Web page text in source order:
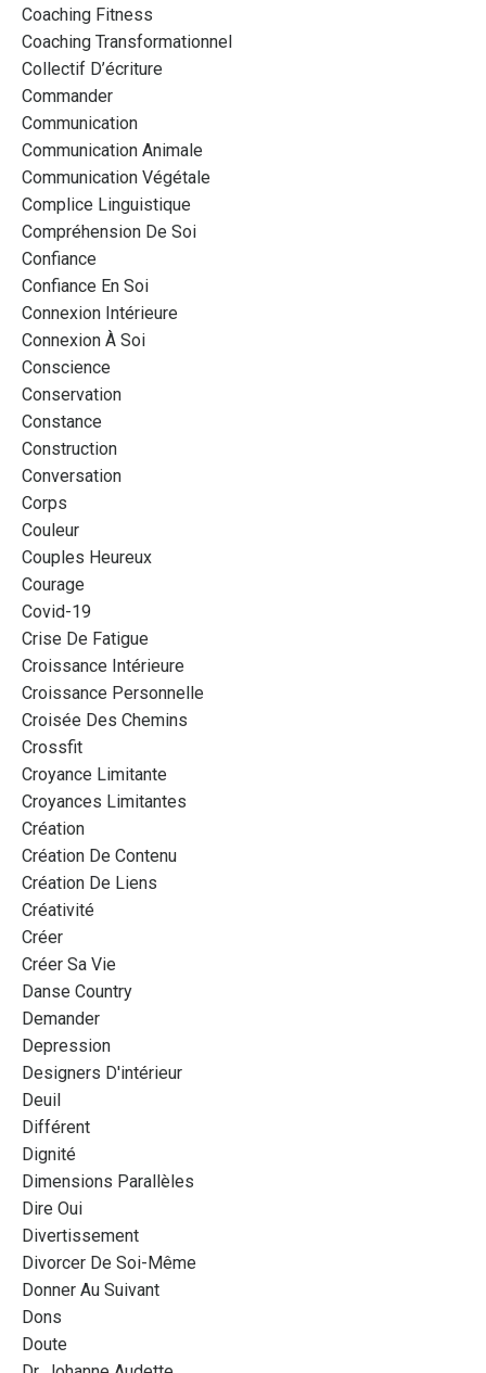
Coaching Fitness
Coaching Transformationnel
Collectif D’écriture
Commander
Communication
Communication Animale
Communication Végétale
Complice Linguistique
Compréhension De Soi
Confiance
Confiance En Soi
Connexion Intérieure
Connexion À Soi
Conscience
Conservation
Constance
Construction
Conversation
Corps
Couleur
Couples Heureux
Courage
Covid-19
Crise De Fatigue
Croissance Intérieure
Croissance Personnelle
Croisée Des Chemins
Crossfit
Croyance Limitante
Croyances Limitantes
Création
Création De Contenu
Création De Liens
Créativité
Créer
Créer Sa Vie
Danse Country
Demander
Depression
Designers D'intérieur
Deuil
Différent
Dignité
Dimensions Parallèles
Dire Oui
Divertissement
Divorcer De Soi-Même
Donner Au Suivant
Dons
Doute